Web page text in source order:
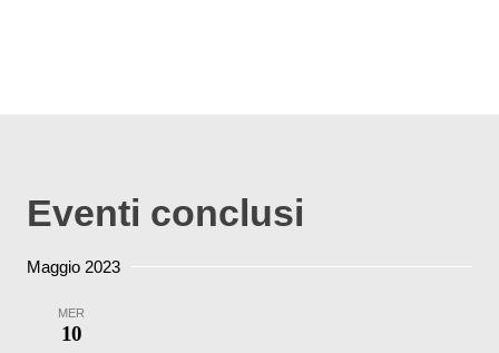
Eventi conclusi
Maggio 2023
MER
10